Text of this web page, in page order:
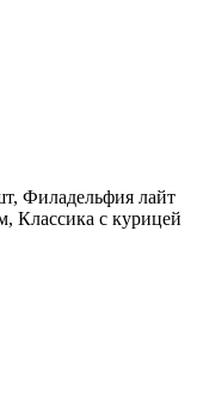
Филадельфия лайт
Классика с курицей